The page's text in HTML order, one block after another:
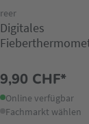
reer
Digitales
9,90 CHF*
Online verfügbar
Fachmarkt wählen